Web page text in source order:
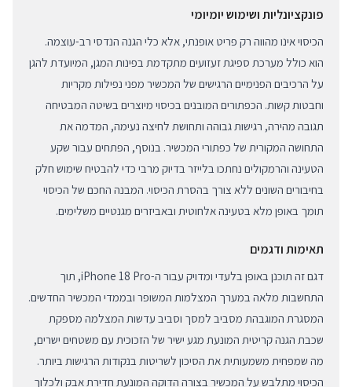
פונקציונליות ושימוש יומיומי
הכיסוי אינו מהווה רק פריט אופנתי, אלא כלי הגנה הנדסי רב-עוצמה.
הוא כולל מערכת ספיגת זעזועים מתקדמת בפינות המגן, המיועדת להגן
על הרכיבים הפנימיים הרגישים של המכשיר מפני נפילות מקריות
וחבטות קשות. הכפתורים המובנים בכיסוי מיוצרים בשיטה המבטיחה
תגובה מהירה, רגישות גבוהה ותחושת לחיצה נעימה, המדמה את
התחושה המקורית של כפתורי המכשיר. בנוסף, הפתחים עבור שקע
הטעינה והרמקולים נחתכו בלייזר בדיוק מרבי כדי להבטיח שימוש חלק
בחיבורים השונים ללא צורך בהסרת הכיסוי. המבנה החכם של הכיסוי
תומך באופן מלא בטעינה אלחוטית ובאביזרים מגנטיים משלימים.
תאימות ודגמים
דגם זה תוכנן באופן בלעדי ומדויק עבור ה-iPhone 18 Pro, תוך
התחשבות מלאה במערך המצלמות המשופר ובממדי המכשיר החדשים.
המסגרת המוגבהת מסביב למסך וסביב עדשות המצלמה מספקת
שכבת הגנה קריטית המונעת מגע ישיר של הזכוכית עם משטחים ישרים,
מה שמפחית משמעותית את הסיכון לשריטות בנקודות הרגישות ביותר.
הכיסוי מתלבש על המכשיר בצורה הדוקה המונעת חדירת אבק ולכלוך